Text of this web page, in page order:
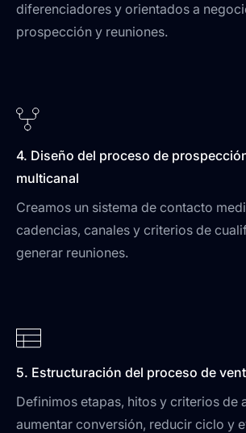
diferenciadores y orientados a
prospección y reuniones.
4. Diseño del proceso de
multicanal
Creamos un sistema de contacto
cadencias, canales y criterios de
generar reuniones.
5. Estructuración del proceso de
Definimos etapas, hitos y criterios de
aumentar conversión, reducir ciclo y